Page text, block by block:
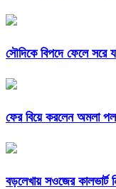
সৌদিকে বিপদে ফেলে সরে
ফের বিয়ে করলেন অমলা পল
বড়লেখায় সওজের কালভার্ট